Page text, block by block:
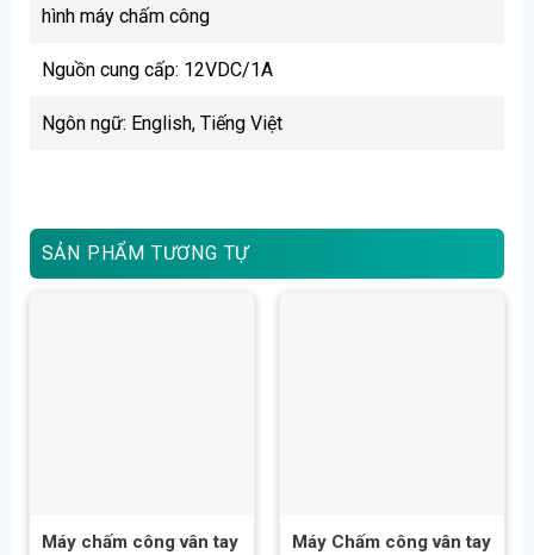
hình máy chấm công
Nguồn cung cấp: 12VDC/1A
Ngôn ngữ: English, Tiếng Việt
SẢN PHẨM TƯƠNG TỰ
Máy chấm công vân tay
Máy Chấm công vân tay